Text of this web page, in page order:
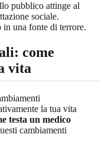
pubblico attinge al
sociale.
in una fonte di terrore.
: come
vita
la tua vita
testa un medico
cambiamenti